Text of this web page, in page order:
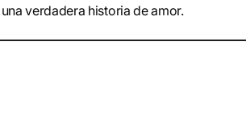
verdadera historia de amor.